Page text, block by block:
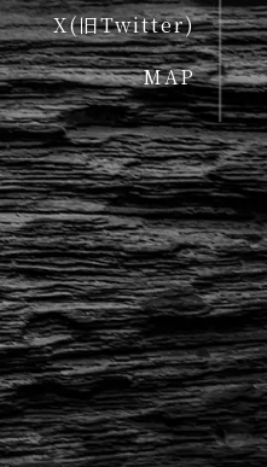
X(旧Twitter)
MAP